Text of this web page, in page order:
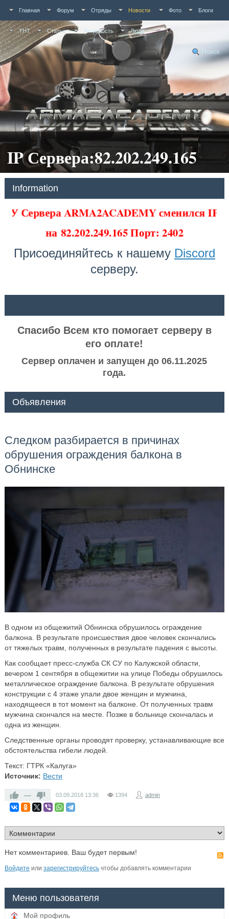
Главная Форум Отряды Новости Фото Блоги
ТНТ Статьи Активность Люди
Поиск
IP Сервера:82.202.249.165
Information
У Сервера ARMA2ACADEMY сменился IP
на82.202.249.165 Порт: 2402
Присоединяйтесь к нашему Discord
серверу.
Спасибо Всем кто помогает серверу в
его оплате!
Сервер оплачен и запущен до 06.11.2025
года.
Объявления
Следком разбирается в причинах
обрушения ограждения балкона в
Обнинске
В одном из общежитий Обнинска обрушилось ограждение
балкона. В результате происшествия двое человек скончались
от тяжелых травм, полученных в результате падения с высоты.
Как сообщает пресс-служба СК СУ по Калужской области,
вечером 1 сентября в общежитии на улице Победы обрушилось
металлическое ограждение балкона. В результате обрушения
конструкции с 4 этаже упали двое женщин и мужчина,
находящееся в тот момент на балконе. От полученных травм
мужчина скончался на месте. Позже в больнице скончалась и
одна из женщин.
Следственные органы проводят проверку, устанавливающие все
обстоятельства гибели людей.
Текст: ГТРК «Калуга»
Источник: Вести
— 03.09.2018 13:36 1394 admin
Нет комментариев. Ваш будет первым!
Войдите или зарегистрируйтесьчтобы добавлять комментарии
Меню пользователя
Мой профиль